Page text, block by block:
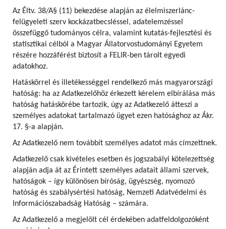
Az Éltv. 38/A§ (11) bekezdése alapján az élelmiszerlánc-
felügyeleti szerv kockázatbecsléssel, adatelemzéssel
összefüggő tudományos célra, valamint kutatás-fejlesztési és
statisztikai célból a Magyar Állatorvostudományi Egyetem
részére hozzáférést biztosít a FELIR-ben tárolt egyedi
adatokhoz.
Hatáskörrel és illetékességgel rendelkező más magyarországi
hatóság: ha az Adatkezelőhöz érkezett kérelem elbírálása más
hatóság hatáskörébe tartozik, úgy az Adatkezelő átteszi a
személyes adatokat tartalmazó ügyet ezen hatósághoz az Ákr.
17. §-a alapján.
Az Adatkezelő nem továbbít személyes adatot más címzettnek.
Adatkezelő csak kivételes esetben és jogszabályi kötelezettség
alapján adja át az Érintett személyes adatait állami szervek,
hatóságok – így különösen bíróság, ügyészség, nyomozó
hatóság és szabálysértési hatóság, Nemzeti Adatvédelmi és
Információszabadság Hatóság – számára.
Az Adatkezelő a megjelölt cél érdekében adatfeldolgozóként